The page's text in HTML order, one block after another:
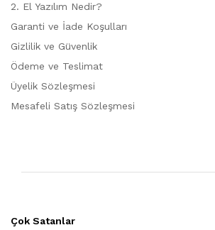
2. El Yazılım Nedir?
Garanti ve İade Koşulları
Gizlilik ve Güvenlik
Ödeme ve Teslimat
Üyelik Sözleşmesi
Mesafeli Satış Sözleşmesi
Çok Satanlar